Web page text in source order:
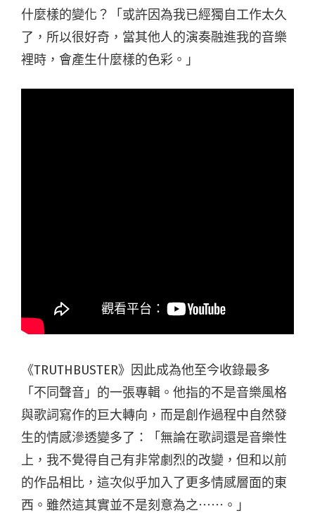
什麼樣的變化？「或許因為我已經獨自工作太久
了，所以很好奇，當其他人的演奏融進我的音樂
裡時，會產生什麼樣的色彩。」
《TRUTHBUSTER》因此成為他至今收錄最多
「不同聲音」的一張專輯。他指的不是音樂風格
與歌詞寫作的巨大轉向，而是創作過程中自然發
生的情感滲透變多了：「無論在歌詞還是音樂性
上，我不覺得自己有非常劇烈的改變，但和以前
的作品相比，這次似乎加入了更多情感層面的東
西。雖然這其實並不是刻意為之⋯⋯。」